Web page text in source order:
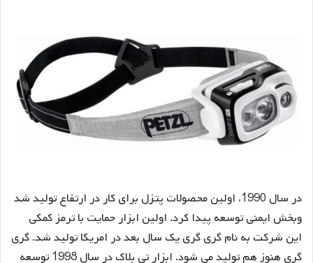
در سال 1990، اولین محصولات پتزل برای کار در ارتفاع تولید شد
وبخش ایمنی توسعه پیدا کرد. اولین ابزار حمایت با ترمز کمکی
این شرکت به نام گری گری یک سال بعد در امریکا تولید شد. گری
گری هنوز هم تولید می شود. ابزار تی بلاک در سال 1998 توسعه